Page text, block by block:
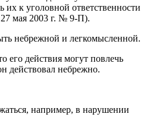
их к уголовной ответственности
27 мая 2003 г. № 9-П).
небрежной и легкомысленной.
его действия могут повлечь
действовал небрежно.
например, в нарушении